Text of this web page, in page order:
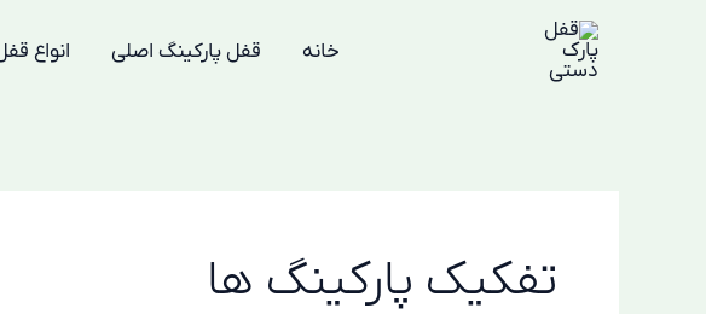
خانه قفل پارکینگ اصلی انواع
تفکیک پارکینگ ها